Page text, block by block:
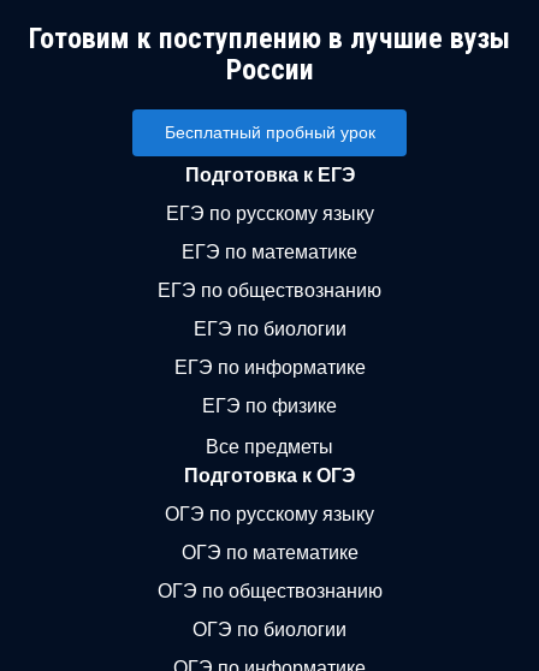
Готовим к поступлению в лучшие вузы
России
Бесплатный пробный урок
Подготовка к ЕГЭ
ЕГЭ по русскому языку
ЕГЭ по математике
ЕГЭ по обществознанию
ЕГЭ по биологии
ЕГЭ по информатике
ЕГЭ по физике
Все предметы
Подготовка к ОГЭ
ОГЭ по русскому языку
ОГЭ по математике
ОГЭ по обществознанию
ОГЭ по биологии